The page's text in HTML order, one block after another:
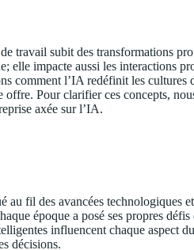
travail subit des transformations
elle impacte aussi les interactions
comment l’IA redéfinit les cultures
offre. Pour clarifier ces concepts,
axée sur l’IA.
au fil des avancées technologiques
époque a posé ses propres
influencent chaque aspect
décisions.